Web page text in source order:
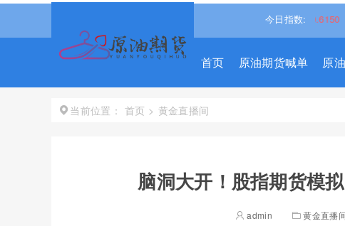
今日指数:
26690.6150
首页 原油期货喊单 原
当前位置： 首页 > 黄金直播间
脑洞大开！股指期货模
admin 黄金直播